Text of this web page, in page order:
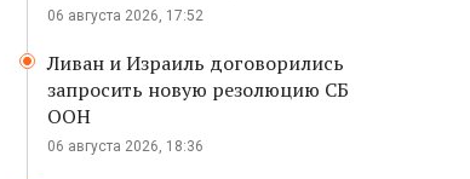
06 августа 2026, 17:52
Ливан и Израиль договорились
запросить новую резолюцию СБ
ООН
06 августа 2026, 18:36